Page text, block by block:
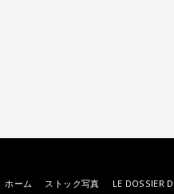
ホーム ストック写真 LE DOSSIER